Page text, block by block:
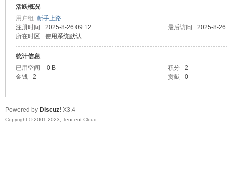
活跃概况
用户组 新手上路
注册时间
2025-8-26 09:12 最后访问
2025-8-
所在时区
使用系统默认
统计信息
已用空间
0 B 积分
2
金钱
2 贡献 0
Powered by Discuz! X3.4
Copyright © 2001-2023, Tencent Cloud.